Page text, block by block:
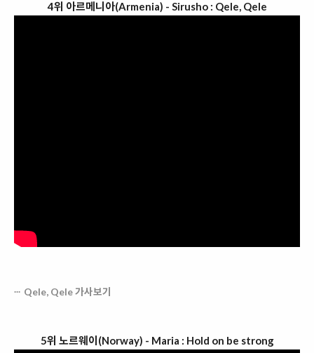
4위 아르메니아(Armenia) - Sirusho : Qele, Qele
Qele, Qele 가사보기
5위 노르웨이(Norway) - Maria : Hold on be strong